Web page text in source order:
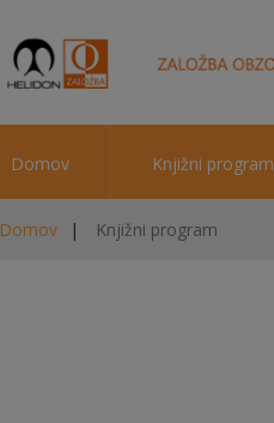
Domov Knjižni program
Domov Knjižni program